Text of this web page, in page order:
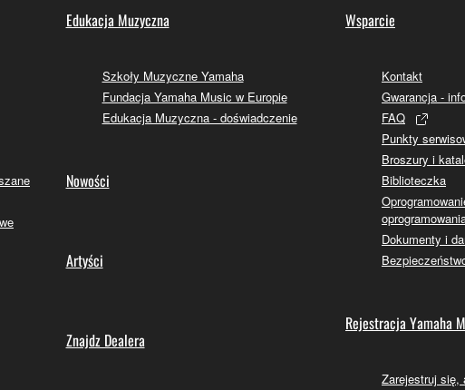
Edukacja Muzyczna
Szkoły Muzyczne Yamaha
Fundacja Yamaha Music w Europie
Edukacja Muzyczna - doświadczenie
Nowości
Artyści
Znajdz Dealera
Wsparcie
Kontakt
Gwarancja -
FAQ
Punkty
Broszury i
Biblioteczka
Dokumenty i
Rejestracja Yamaha
Zarejestruj się,